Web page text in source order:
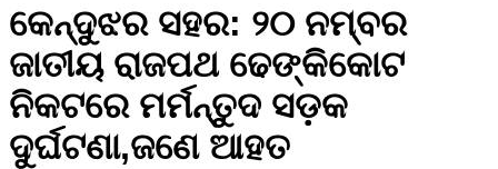
କେନ୍ଦୁଝର ସହର: ୨୦ ନମ୍ବର
ଜାତୀୟ ରାଜପଥ ଢେଙ୍କିକୋଟ
ନିକଟରେ ମର୍ମନ୍ତୁଦ ସଡ଼କ
ଦୁର୍ଘଟଣା,ଜଣେ ଆହତ